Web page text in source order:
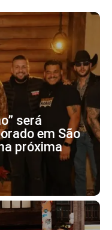
será
em São
próxima